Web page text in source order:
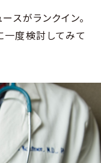
スがランクイン。
度検討してみて